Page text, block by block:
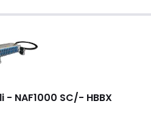
NAF1000 SC/- HBBX